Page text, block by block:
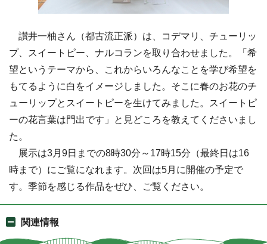
讃井一柚さん（都古流正派）は、コデマリ、チューリッ
プ、スイートピー、ナルコランを取り合わせました。「希
望というテーマから、これからいろんなことを学び希望を
もてるように白をイメージしました。そこに春のお花のチ
ューリップとスイートピーを生けてみました。スイートピ
ーの花言葉は門出です」と見どころを教えてくださいまし
た。
展示は3月9日までの8時30分～17時15分（最終日は16
時まで）にご覧になれます。次回は5月に開催の予定で
す。季節を感じる作品をぜひ、ご覧ください。
関連情報